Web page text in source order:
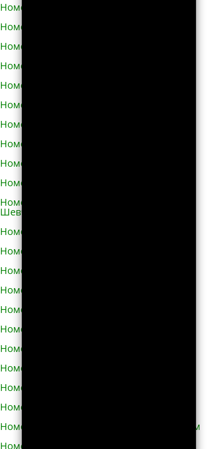
Номера телефонов такси в Карловке
Номера телефонов такси в Каховке
Номера телефонов такси в Киверцах
Номера телефонов такси в Киеве
Номера телефонов такси в Килие
Номера телефонов такси в Ковеле
Номера телефонов такси в Коломые
Номера телефонов такси в Конотопе
Номера телефонов такси в Коростене
Номера телефонов такси в Коростышеве
Номера телефонов такси в Корсунь-
Шевченковском
Номера телефонов такси в Корюковке
Номера телефонов такси в Костополе
Номера телефонов такси в Котельве
Номера телефонов такси в Коцюбинском
Номера телефонов такси в Красилове
Номера телефонов такси в Краснограде
Номера телефонов такси в Кременце
Номера телефонов такси в Кременчуге
Номера телефонов такси в Кривом Роге
Номера телефонов такси в Кролевце
Номера телефонов такси в Кропивницком
Номера телефонов такси в Купянске